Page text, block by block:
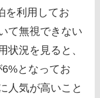
を利用してお
て無視できない
状況を見ると、
となってお
人気が高いこと